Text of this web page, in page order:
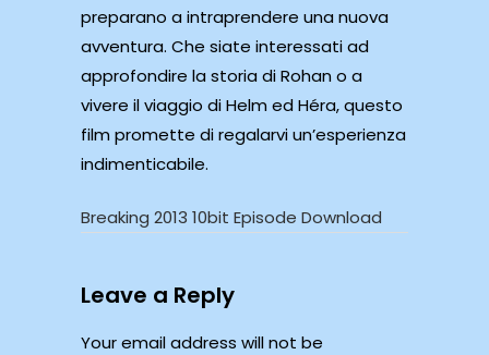
preparano a intraprendere una nuova
avventura. Che siate interessati ad
approfondire la storia di Rohan o a
vivere il viaggio di Helm ed Héra, questo
film promette di regalarvi un’esperienza
indimenticabile.
Breaking 2013 10bit Episode Download
Leave a Reply
Your email address will not be